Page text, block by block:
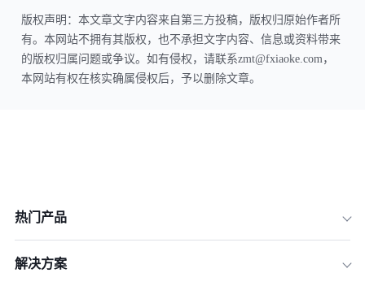
版权声明：本文章文字内容来自第三方投稿，版权归原始作者所
有。本网站不拥有其版权，也不承担文字内容、信息或资料带来
的版权归属问题或争议。如有侵权，请联系zmt@fxiaoke.com，
本网站有权在核实确属侵权后，予以删除文章。
热门产品
解决方案